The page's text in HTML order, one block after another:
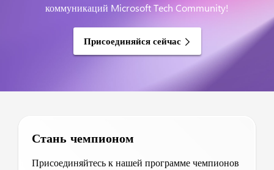
коммуникаций Microsoft Tech Community!
Присоединяйся сейчас
Стань чемпионом
Присоединяйтесь к нашей программе чемпионов